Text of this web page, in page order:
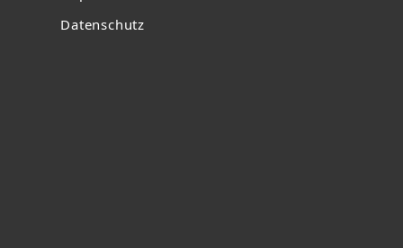
Datenschutz